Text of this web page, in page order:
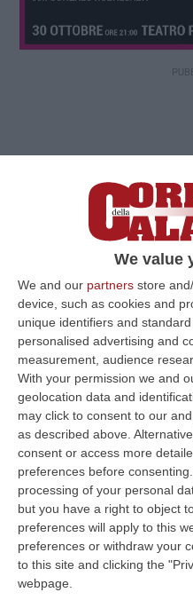
We value
We and our partners store
device, such as cookies and
unique identifiers and
personalised advertising and
measurement, audience
With your permission we and
geolocation data and
may click to consent to our
as described above.
consent or access more
preferences before consenting.
processing of your personal
but you have a right to object
preferences will apply to this
preferences or withdraw your
to this site and clicking the
webpage.
CROTONEE’Luca
Melissa, nel
testa con l’ex primo
il candidato della lista